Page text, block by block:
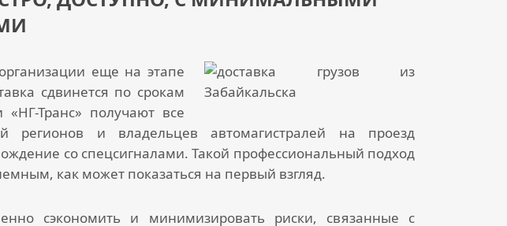
еще на этапе
сдвинется по срокам
Транс» получают все
регионов и владельцев автомагистралей на проезд
со спецсигналами. Такой профессиональный подход
как может показаться на первый взгляд.
сэкономить и минимизировать риски, связанные с